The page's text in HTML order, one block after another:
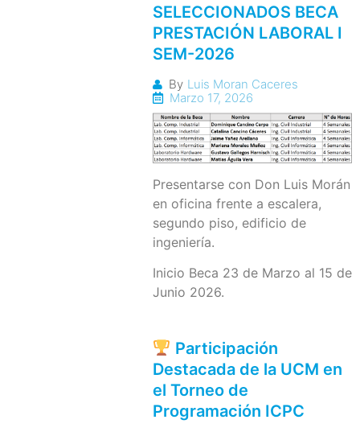
SELECCIONADOS BECA
PRESTACIÓN LABORAL I
SEM-2026
By Luis Moran Caceres
Marzo 17, 2026
Presentarse con Don Luis Morán
en oficina frente a escalera,
segundo piso, edificio de
ingeniería.
Inicio Beca 23 de Marzo al 15 de
Junio 2026.
Participación
Destacada de la UCM en
el Torneo de
Programación ICPC